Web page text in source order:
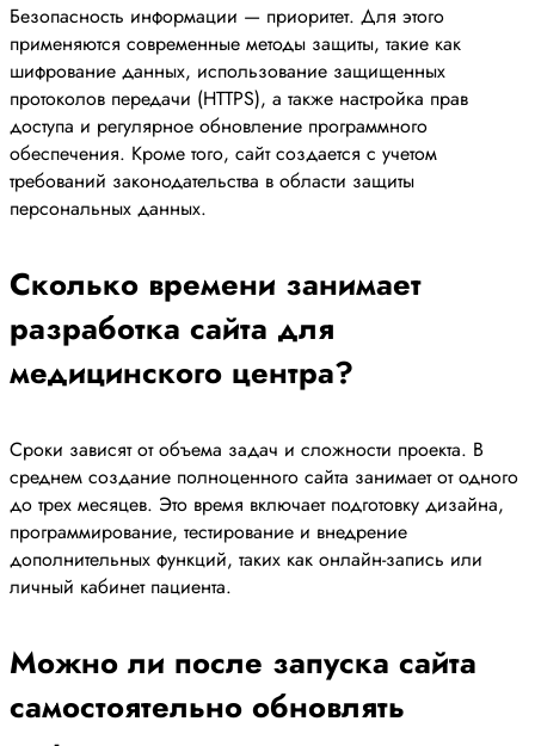
Безопасность информации — приоритет. Для этого
применяются современные методы защиты, такие как
шифрование данных, использование защищенных
протоколов передачи (HTTPS), а также настройка прав
доступа и регулярное обновление программного
обеспечения. Кроме того, сайт создается с учетом
требований законодательства в области защиты
персональных данных.
Сколько времени занимает
разработка сайта для
медицинского центра?
Сроки зависят от объема задач и сложности проекта. В
среднем создание полноценного сайта занимает от одного
до трех месяцев. Это время включает подготовку дизайна,
программирование, тестирование и внедрение
дополнительных функций, таких как онлайн-запись или
личный кабинет пациента.
Можно ли после запуска сайта
самостоятельно обновлять